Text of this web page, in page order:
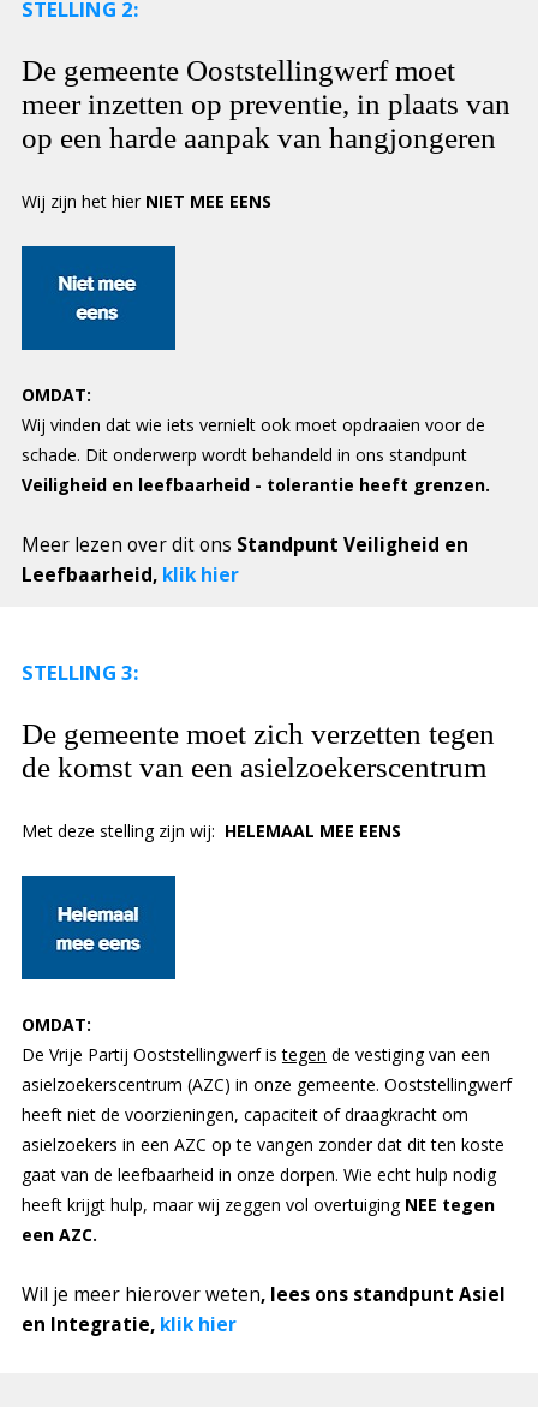
STELLING 2:
De gemeente Ooststellingwerf moet
meer inzetten op preventie, in plaats van
op een harde aanpak van hangjongeren
Wij zijn het hier NIET MEE EENS
OMDAT:
Wij vinden dat wie iets vernielt ook moet opdraaien voor de
schade. Dit onderwerp wordt behandeld in ons standpunt
Veiligheid en leefbaarheid - tolerantie heeft grenzen.
Meer lezen over dit ons Standpunt Veiligheid en
Leefbaarheid, klik hier
STELLING 3:
De gemeente moet zich verzetten tegen
de komst van een asielzoekerscentrum
Met deze stelling zijn wij: HELEMAAL MEE EENS
OMDAT:
De Vrije Partij Ooststellingwerf istegen de vestiging van een
asielzoekerscentrum (AZC) in onze gemeente. Ooststellingwerf
heeft niet de voorzieningen, capaciteit of draagkracht om
asielzoekers in een AZC op te vangen zonder dat dit ten koste
gaat van de leefbaarheid in onze dorpen. Wie echt hulp nodig
heeft krijgt hulp, maar wij zeggen vol overtuiging NEE tegen
een AZC.
Wil je meer hierover weten, lees ons standpunt Asiel
en Integratie,klik hier